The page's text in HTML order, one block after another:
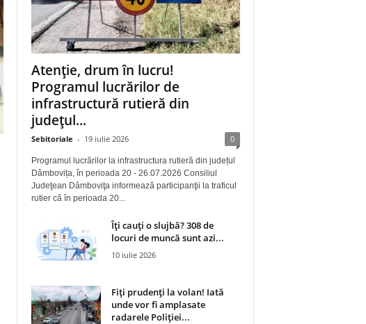
Atenție, drum în lucru!
Programul lucrărilor de
infrastructură rutieră din
județul...
Sebitoriale - 19 iulie 2026 0
Programul lucrărilor la infrastructura rutieră din județul
Dâmbovița, în perioada 20 - 26.07.2026 Consiliul
Judeţean Dâmboviţa informează participanţii la traficul
rutier că în perioada 20...
Îți cauți o slujbă? 308 de
locuri de muncă sunt azi...
10 iulie 2026
Fiți prudenți la volan! Iată
unde vor fi amplasate
radarele Poliției...